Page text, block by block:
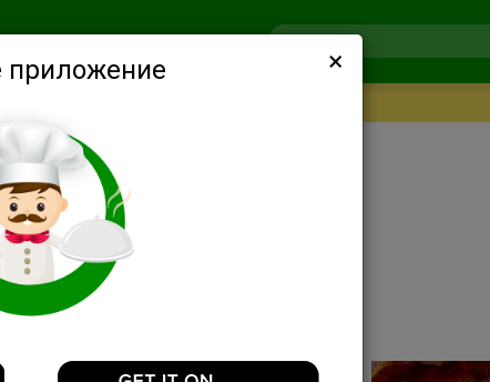
Советы Войти
приложение ×